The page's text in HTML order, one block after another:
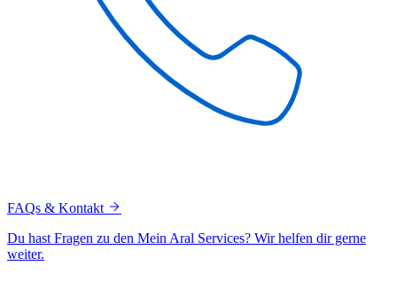
FAQs & Kontakt
Du hast Fragen zu den Mein Aral Services? Wir helfen dir gerne
weiter.